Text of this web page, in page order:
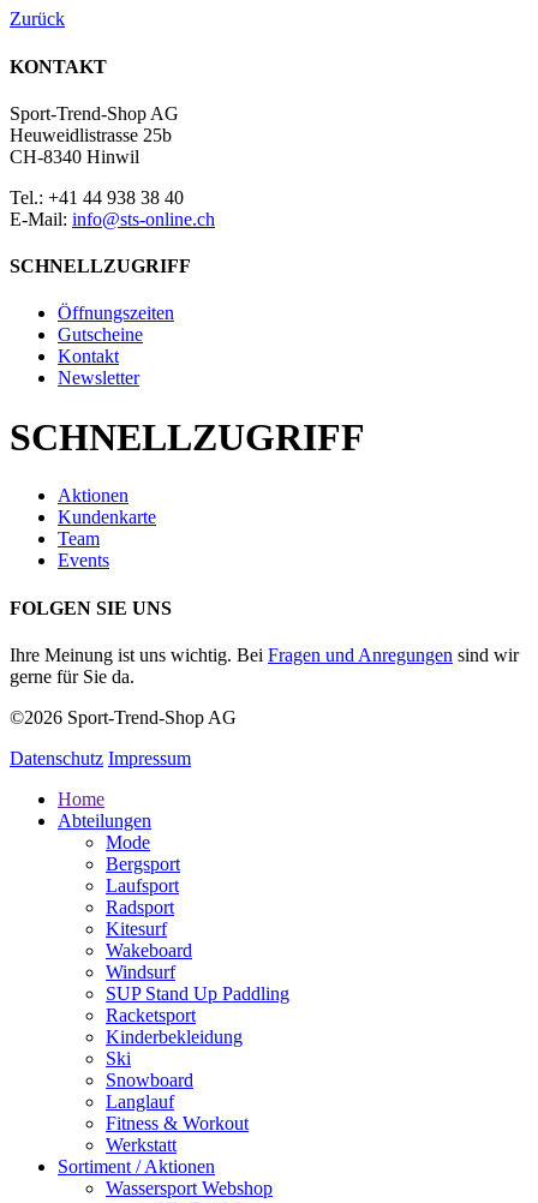
Zurück
KONTAKT
Sport-Trend-Shop AG
Heuweidlistrasse 25b
CH-8340 Hinwil
Tel.: +41 44 938 38 40
E-Mail: info@sts-online.ch
SCHNELLZUGRIFF
Öffnungszeiten
Gutscheine
Kontakt
Newsletter
SCHNELLZUGRIFF
Aktionen
Kundenkarte
Team
Events
FOLGEN SIE UNS
Ihre Meinung ist uns wichtig. Bei Fragen und Anregungen sind wir
gerne für Sie da.
©2026 Sport-Trend-Shop AG
Datenschutz Impressum
Home
Abteilungen
Mode
Bergsport
Laufsport
Radsport
Kitesurf
Wakeboard
Windsurf
SUP Stand Up Paddling
Racketsport
Kinderbekleidung
Ski
Snowboard
Langlauf
Fitness & Workout
Werkstatt
Sortiment / Aktionen
Wassersport Webshop